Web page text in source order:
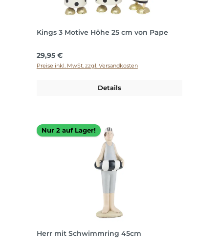
Kings 3 Motive Höhe 25 cm von Pape
Regulärer Preis:
29,95 €
Preise inkl. MwSt. zzgl. Versandkosten
Details
Nur 2 auf Lager!
Herr mit Schwimmring 45cm